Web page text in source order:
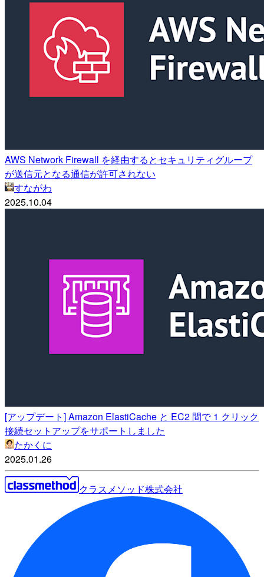
AWS Network Firewall を経由するとセキュリティグループ
が送信元となる通信が許可されない
すながわ
2025.10.04
[アップデート] Amazon ElastiCache と EC2 間で 1 クリック
接続セットアップをサポートしました
たかくに
2025.01.26
クラスメソッド株式会社